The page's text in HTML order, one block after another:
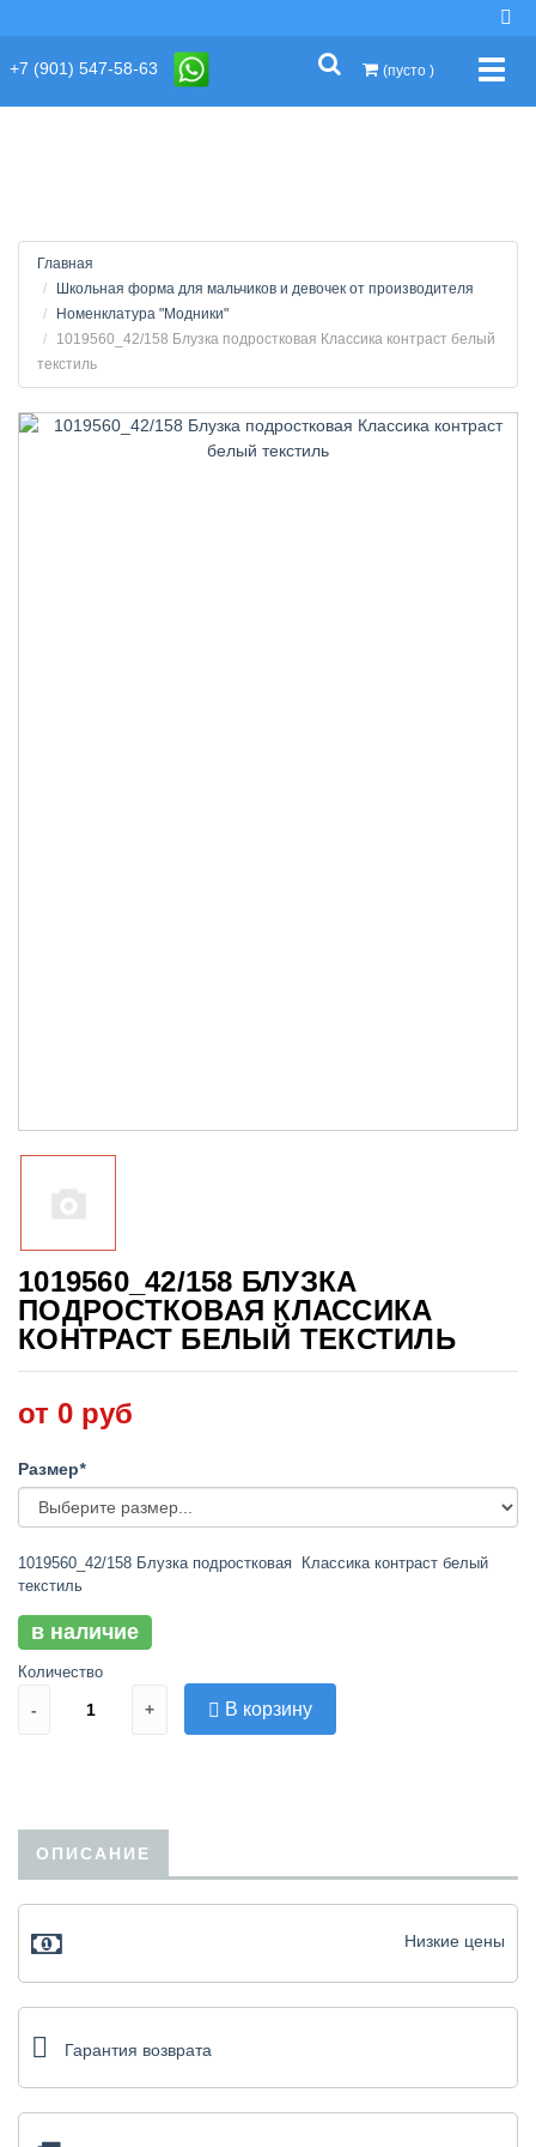
+7 (901) 547-58-63 (пусто )
Главная
Школьная форма для мальчиков и девочек от производителя
Номенклатура "Модники"
1019560_42/158 Блузка подростковая Классика контраст белый
текстиль
1019560_42/158 БЛУЗКА
ПОДРОСТКОВАЯ КЛАССИКА
КОНТРАСТ БЕЛЫЙ ТЕКСТИЛЬ
от 0 руб
Размер*
1019560_42/158 Блузка подростковая Классика контраст белый
текстиль
в наличие
Количество
- + В корзину
ОПИСАНИЕ
Низкие цены
Гарантия возврата